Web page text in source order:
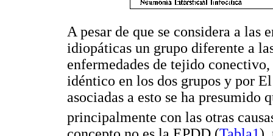
A pesar de que se considera a las
idiopáticas un grupo diferente a
enfermedades de tejido
idéntico en los dos grupos y por
asociadas a esto se ha presumido
principalmente con las otras